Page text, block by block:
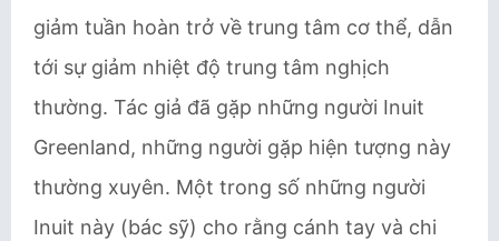
giảm tuần hoàn trở về trung tâm cơ thể, dẫn
tới sự giảm nhiệt độ trung tâm nghịch
thường. Tác giả đã gặp những người Inuit
Greenland, những người gặp hiện tượng này
thường xuyên. Một trong số những người
Inuit này (bác sỹ) cho rằng cánh tay và chi